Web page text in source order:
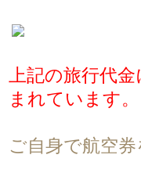
上記の旅行代
まれています。
ご自身で航空